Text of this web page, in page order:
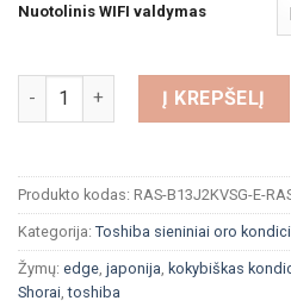
Nuotolinis WIFI valdymas
produkto kiekis: OroĮ KREPŠELĮ
Produkto kodas: RAS-B13J2KVSG-E-
Kategorija: Toshiba sieniniai oro
Žymų: edge japonija kokybiškas
Shorai ,toshiba